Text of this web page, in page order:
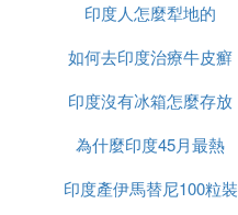
印度人怎麼犁地的
如何去印度治療牛皮癬
印度沒有冰箱怎麼存放
食物
為什麼印度45月最熱
印度產伊馬替尼100粒裝